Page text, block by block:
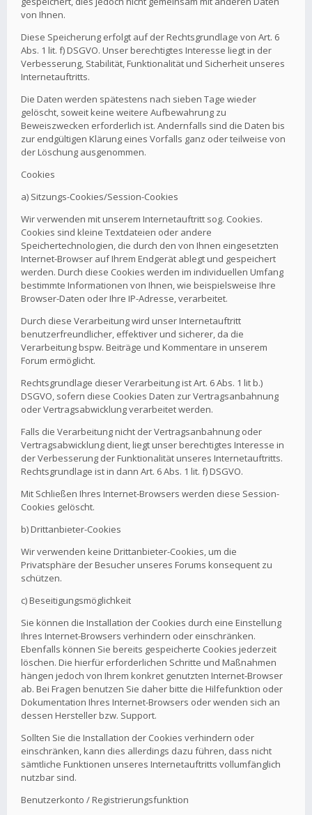
von Ihnen.
Diese Speicherung erfolgt auf der Rechtsgrundlage von Art. 6
Abs. 1 lit. f) DSGVO. Unser berechtigtes Interesse liegt in der
Verbesserung, Stabilität, Funktionalität und Sicherheit unseres
Internetauftritts.
Die Daten werden spätestens nach sieben Tage wieder
gelöscht, soweit keine weitere Aufbewahrung zu
Beweiszwecken erforderlich ist. Andernfalls sind die Daten bis
zur endgültigen Klärung eines Vorfalls ganz oder teilweise von
der Löschung ausgenommen.
Cookies
a) Sitzungs-Cookies/Session-Cookies
Wir verwenden mit unserem Internetauftritt sog. Cookies.
Cookies sind kleine Textdateien oder andere
Speichertechnologien, die durch den von Ihnen eingesetzten
Internet-Browser auf Ihrem Endgerät ablegt und gespeichert
werden. Durch diese Cookies werden im individuellen Umfang
bestimmte Informationen von Ihnen, wie beispielsweise Ihre
Browser-Daten oder Ihre IP-Adresse, verarbeitet.
Durch diese Verarbeitung wird unser Internetauftritt
benutzerfreundlicher, effektiver und sicherer, da die
Verarbeitung bspw. Beiträge und Kommentare in unserem
Forum ermöglicht.
Rechtsgrundlage dieser Verarbeitung ist Art. 6 Abs. 1 lit b.)
DSGVO, sofern diese Cookies Daten zur Vertragsanbahnung
oder Vertragsabwicklung verarbeitet werden.
Falls die Verarbeitung nicht der Vertragsanbahnung oder
Vertragsabwicklung dient, liegt unser berechtigtes Interesse in
der Verbesserung der Funktionalität unseres Internetauftritts.
Rechtsgrundlage ist in dann Art. 6 Abs. 1 lit. f) DSGVO.
Mit Schließen Ihres Internet-Browsers werden diese Session-
Cookies gelöscht.
b) Drittanbieter-Cookies
Wir verwenden keine Drittanbieter-Cookies, um die
Privatsphäre der Besucher unseres Forums konsequent zu
schützen.
c) Beseitigungsmöglichkeit
Sie können die Installation der Cookies durch eine Einstellung
Ihres Internet-Browsers verhindern oder einschränken.
Ebenfalls können Sie bereits gespeicherte Cookies jederzeit
löschen. Die hierfür erforderlichen Schritte und Maßnahmen
hängen jedoch von Ihrem konkret genutzten Internet-Browser
ab. Bei Fragen benutzen Sie daher bitte die Hilfefunktion oder
Dokumentation Ihres Internet-Browsers oder wenden sich an
dessen Hersteller bzw. Support.
Sollten Sie die Installation der Cookies verhindern oder
einschränken, kann dies allerdings dazu führen, dass nicht
sämtliche Funktionen unseres Internetauftritts vollumfänglich
nutzbar sind.
Benutzerkonto / Registrierungsfunktion